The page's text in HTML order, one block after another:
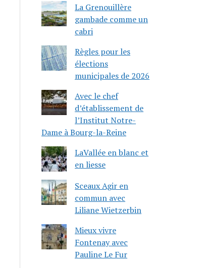
La Grenouillère
gambade comme un
cabri
Règles pour les
élections
municipales de 2026
Avec le chef
d’établissement de
l’Institut Notre-
Dame à Bourg-la-Reine
LaVallée en blanc et
en liesse
Sceaux Agir en
commun avec
Liliane Wietzerbin
Mieux vivre
Fontenay avec
Pauline Le Fur